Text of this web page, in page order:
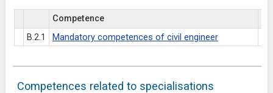
Competence
B.2.1
Mandatory competences of civil engineer
Competences related to specialisations